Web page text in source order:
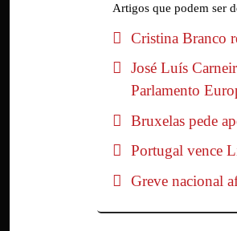
Artigos que podem ser
Cristina Branco
José Luís
Parlamento
Bruxelas pede
Portugal vence
Greve nacional